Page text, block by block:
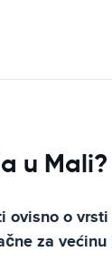
u Mali?
o
za